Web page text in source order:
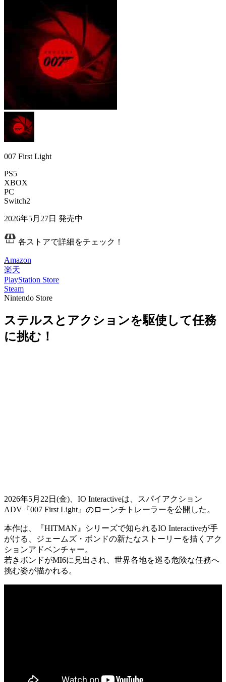
007 First Light
PS5
XBOX
PC
Switch2
2026年5月27日 発売中
各ストアで詳細をチェック！
Amazon
楽天
PlayStation Store
Steam
Nintendo Store
ステルスとアクションを駆使して任務
に挑む！
2026年5月22日(金)、IO Interactiveは、スパイアクション
ADV 『007 First Light』 のローンチトレーラーを公開した。
本作は、『HITMAN』シリーズで知られるIO Interactiveが手
がける、
ジェームズ・ボンドの新たなストーリーを描く アク
ションアドベンチャー。
若きボンドがMI6に見出され、世界各地を巡る危険な任務へ
挑む姿が描かれる。